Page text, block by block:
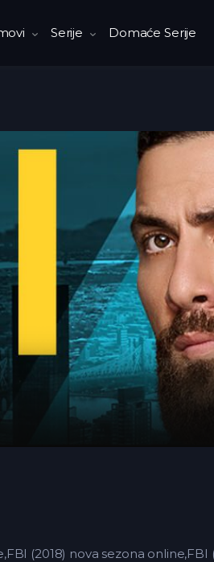
Serije Domaće Serije
(2018) nova sezona